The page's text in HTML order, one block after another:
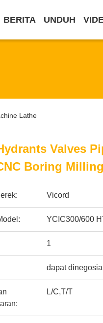
BERITA UNDUH
Lathe
Valves
Boring
Vicord
YCIC300/600
1
dapat
L/C,T/T